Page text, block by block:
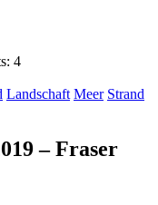
4
Landschaft Meer Strand
– Fraser